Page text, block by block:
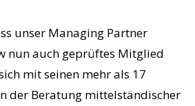
unser Managing Partner
nun auch geprüftes Mitglied
mit seinen mehr als 17
der Beratung mittelständischer